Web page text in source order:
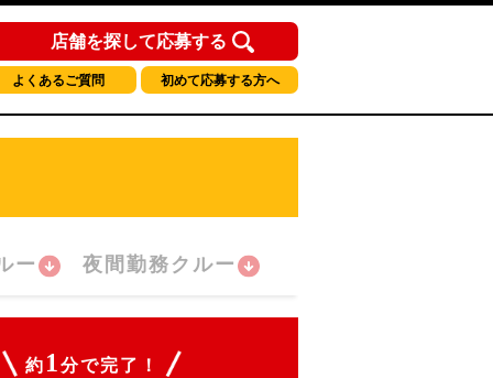
店舗を探して応募する
よくあるご質問 初めて応募する方へ
ー 夜間勤務クルー
約 1 分で完了！